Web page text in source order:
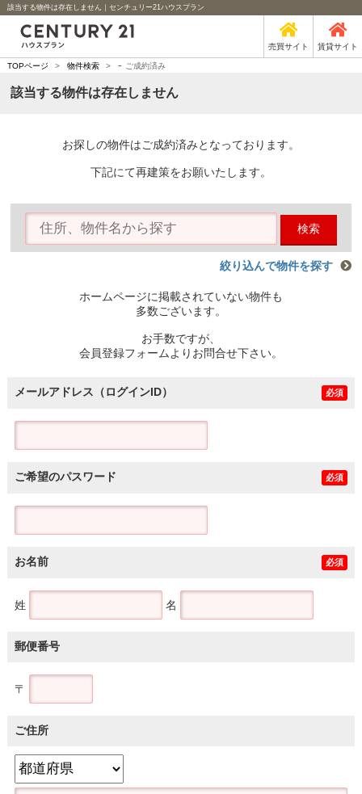
該当する物件は存在しません｜センチュリー21ハウスプラン
売買サイト 賃貸サイト
TOPページ > 物件検索 > - ご成約済み
該当する物件は存在しません
お探しの物件はご成約済みとなっております。
下記にて再建策をお願いたします。
検索
絞り込んで物件を探す
ホームページに掲載されていない物件も
多数ございます。
お手数ですが、
会員登録フォームよりお問合せ下さい。
メールアドレス（ログインID） 必須
ご希望のパスワード 必須
お名前 必須
姓 名
郵便番号
〒
ご住所